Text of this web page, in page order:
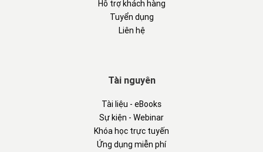
Hỗ trợ khách hàng
Tuyển dụng
Liên hệ
Tài nguyên
Tài liệu - eBooks
Sự kiện - Webinar
Khóa học trực tuyến
Ứng dụng miễn phí